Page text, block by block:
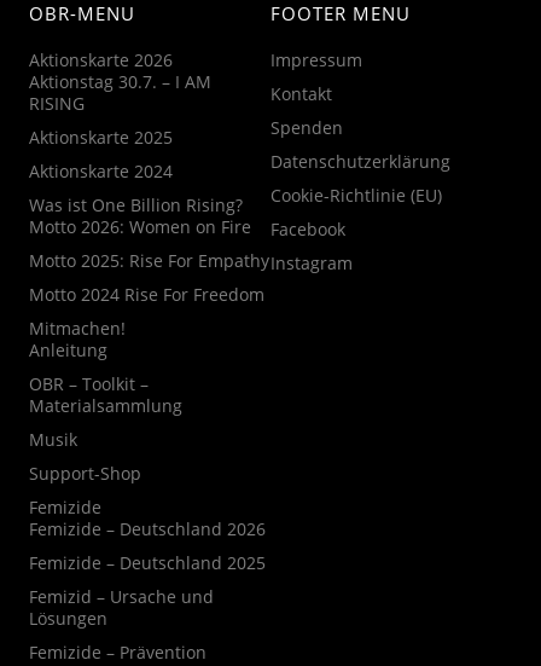
OBR-MENU
Aktionskarte 2026
Aktionstag 30.7. – I AM
RISING
Aktionskarte 2025
Aktionskarte 2024
Was ist One Billion Rising?
Motto 2026: Women on Fire
Motto 2025: Rise For Empathy
Motto 2024 Rise For Freedom
Mitmachen!
Anleitung
OBR – Toolkit –
Materialsammlung
Musik
Support-Shop
Femizide
Femizide – Deutschland 2026
Femizide – Deutschland 2025
Femizid – Ursache und
Lösungen
Femizide – Prävention
FOOTER MENU
Impressum
Kontakt
Spenden
Datenschutzerklärung
Cookie-Richtlinie (EU)
Facebook
Instagram